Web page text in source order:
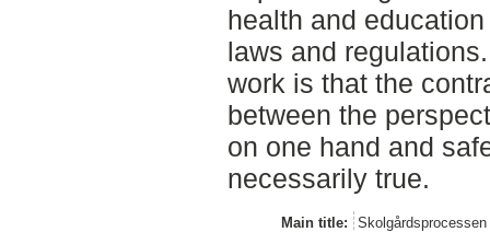
health and
laws and
work is that the
between the
on one hand and
necessarily true.
Main title:
Skolgårdsprocessen